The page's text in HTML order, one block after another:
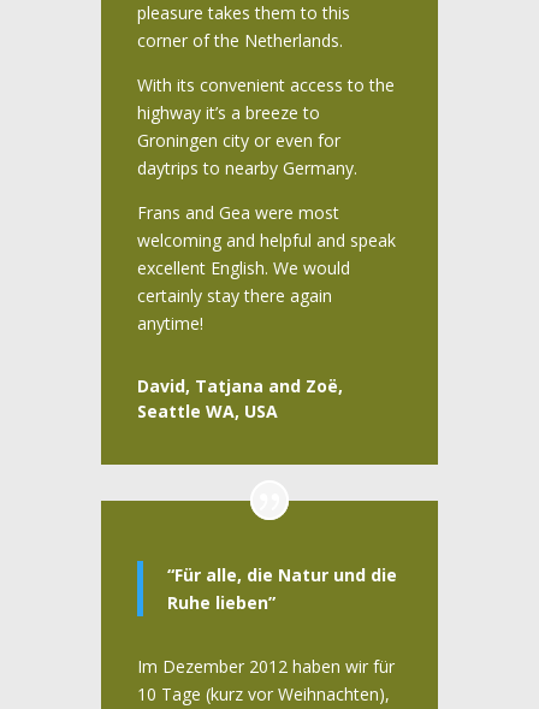
pleasure takes them to this
corner of the Netherlands.
With its convenient access to the
highway it’s a breeze to
Groningen city or even for
daytrips to nearby Germany.
Frans and Gea were most
welcoming and helpful and speak
excellent English. We would
certainly stay there again
anytime!
David, Tatjana and Zoë,
Seattle WA, USA
“Für alle, die Natur und die
Ruhe lieben”
Im Dezember 2012 haben wir für
10 Tage (kurz vor Weihnachten),